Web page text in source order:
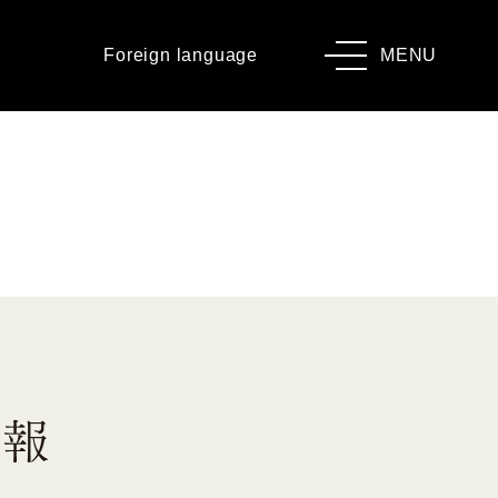
Foreign language MENU